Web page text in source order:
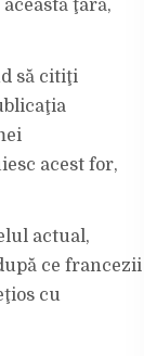
ţară,
să citiţi
acest for,
actual,
ce francezii
cu